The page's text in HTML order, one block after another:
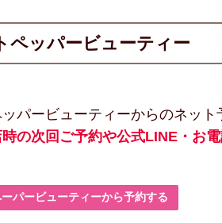
ペッパービューティー
パービューティーからのネット
時の次回ご予約や公式LINE・お
パービューティーから予約する